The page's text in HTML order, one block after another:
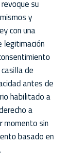
su
y
con una
legitimación
de
antes de
habilitado a
a
momento sin
basado en